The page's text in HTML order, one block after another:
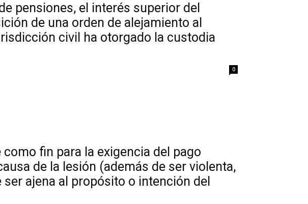
pensiones, el interés superior del
de una orden de alejamiento al
civil ha otorgado la custodia
0
como fin para la exigencia del pago
de la lesión (además de ser violenta,
ajena al propósito o intención del